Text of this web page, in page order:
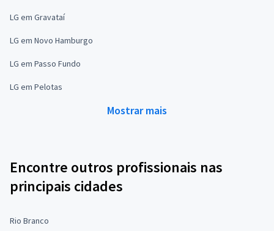
LG em Gravataí
LG em Novo Hamburgo
LG em Passo Fundo
LG em Pelotas
Mostrar mais
Encontre outros profissionais nas
principais cidades
Rio Branco